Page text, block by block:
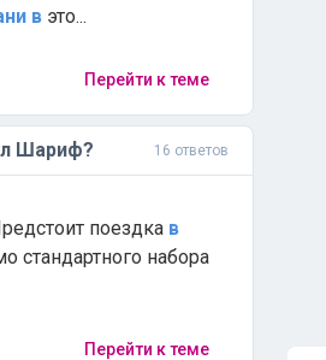
в это...
Перейти к теме
Шариф? 16 ответов
поездка в
стандартного набора
Перейти к теме